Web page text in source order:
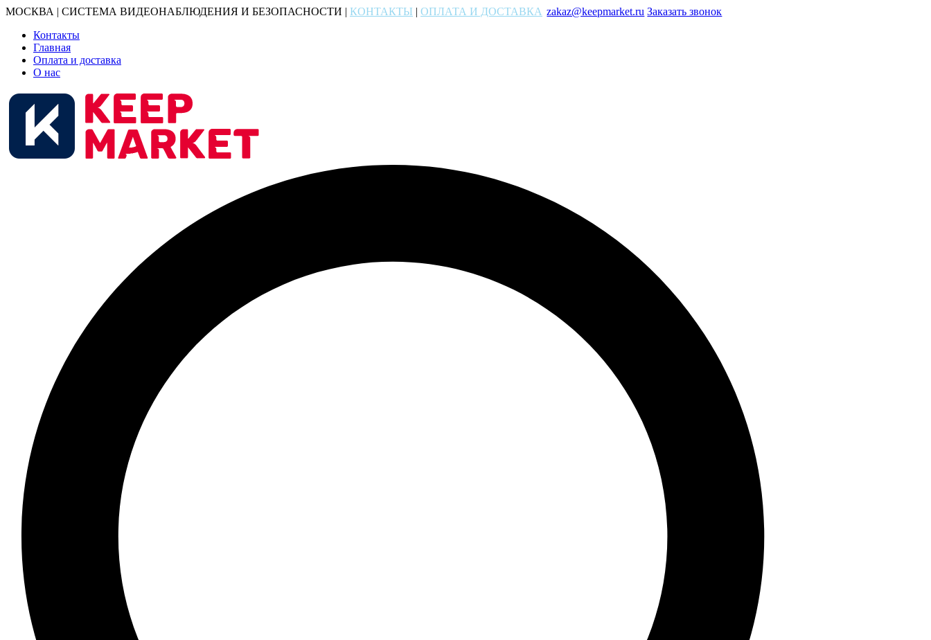
МОСКВА | СИСТЕМА ВИДЕОНАБЛЮДЕНИЯ И БЕЗОПАСНОСТИ | КОНТАКТЫ | ОПЛАТА И ДОСТАВКА zakaz@keepmarket.ru Заказать звонок
Контакты
Главная
Оплата и доставка
О нас